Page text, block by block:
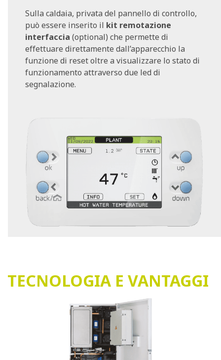
Sulla caldaia, privata del pannello di controllo,
può essere inserito il kit remotazione
interfaccia (optional) che permette di
effettuare direttamente dall’apparecchio la
funzione di reset oltre a visualizzare lo stato di
funzionamento attraverso due led di
segnalazione.
TECNOLOGIA E VANTAGGI